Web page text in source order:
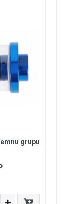
grupu